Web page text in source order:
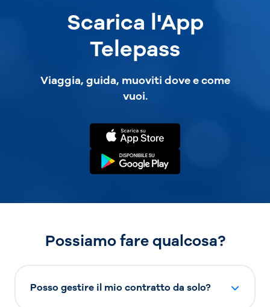
Scarica l'App
Telepass
Viaggia, guida, muoviti dove e come
vuoi.
Possiamo fare qualcosa?
Posso gestire il mio contratto da solo?